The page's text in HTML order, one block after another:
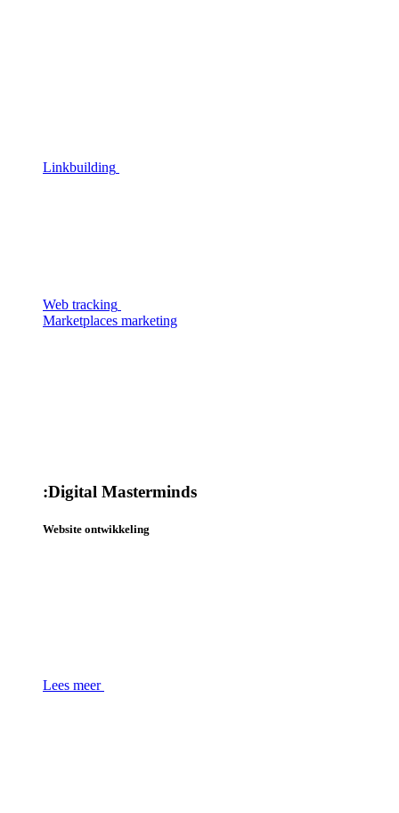
Linkbuilding
Web tracking
Marketplaces marketing
:Digital Masterminds
Website ontwikkeling
Lees meer